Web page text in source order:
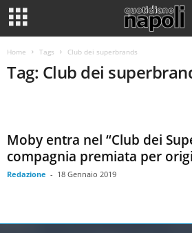
Home Tags Club dei superbrands
Tag: Club dei
Moby entra nel “Club dei
compagnia premiata per
Redazione - 18 Gennaio 2019